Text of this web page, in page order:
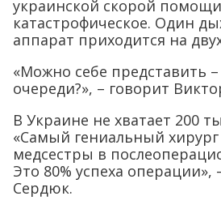
украинской скорой
катастрофическое. Один
аппарат приходится на
«Можно себе представить
очереди?», – говорит
В Украине не хватает 200
«Самый гениальный хирург
медсестры в
Это 80% успеха операции»,
Сердюк.